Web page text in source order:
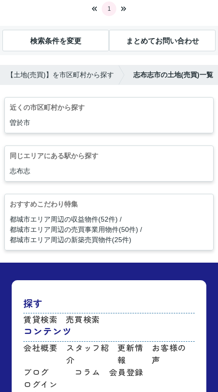
1
検索条件を変更 まとめてお問い合わせ
【土地(売買)】を市区町村から探す 志布志市の土地(売買)一覧
近くの市区町村から探す
曽於市
同じエリアにある駅から探す
志布志
おすすめこだわり特集
都城市エリア周辺の収益物件(52件)
都城市エリア周辺の売買事業用物件(50件)
都城市エリア周辺の新築売買物件(25件)
探す
賃貸検索 売買検索
コンテンツ
会社概要
スタッフ紹
介
更新情
報
お客様の
声
ブログ
コラム
会員登録
ログイン